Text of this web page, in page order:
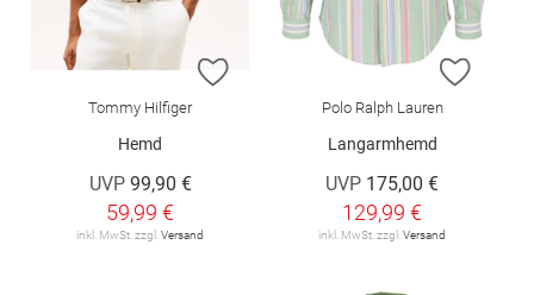
ZUR WUNSCHLISTE HINZUFÜGEN
Tommy Hilfiger
Hemd
UVP 99,90 €
59,99 €
inkl. MwSt. zzgl. Versand
ZUR
Polo Ralph Lauren
Langarmhemd
UVP 175,00 €
129,99 €
inkl. MwSt. zzgl. Versand